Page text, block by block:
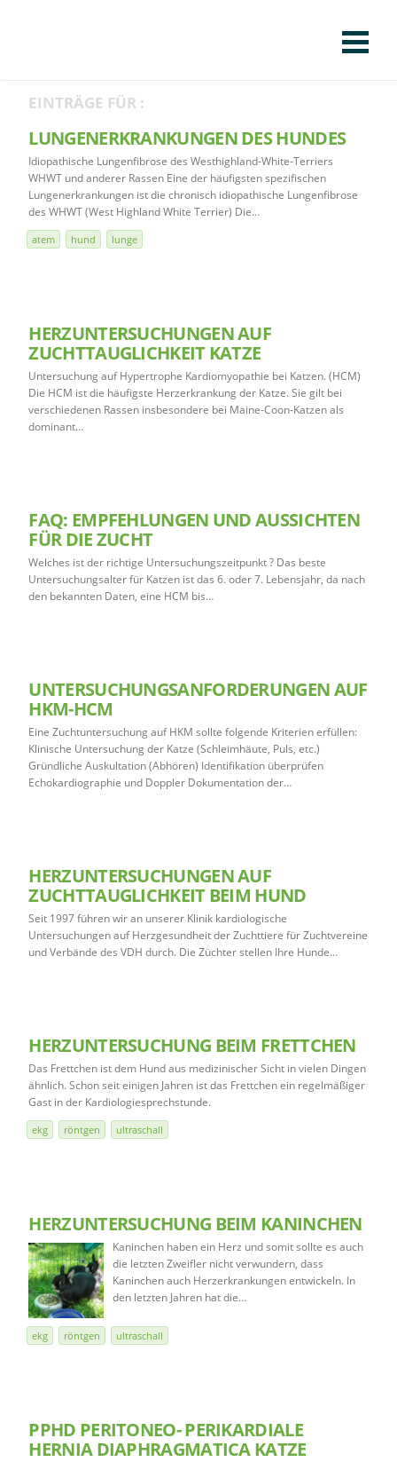
CHIRURGIE
AUGENHEILKUNDE
KARDIOLOGIE
BILDGEBUNG
INNERE MEDIZIN
WEITERE
LEXIKON
KONTAKT
Tierklinik
Kaiserberg
EINTRÄGE FÜR :
LUNGENERKRANKUNGEN DES HUNDES
Idiopathische Lungenfibrose des Westhighland-White-Terriers
WHWT und anderer Rassen Eine der häufigsten spezifischen
Lungenerkrankungen ist die chronisch idiopathische Lungenfibrose
des WHWT (West Highland White Terrier) Die…
atem hund lunge
HERZUNTERSUCHUNGEN AUF
ZUCHTTAUGLICHKEIT KATZE
Untersuchung auf Hypertrophe Kardiomyopathie bei Katzen. (HCM)
Die HCM ist die häufigste Herzerkrankung der Katze. Sie gilt bei
verschiedenen Rassen insbesondere bei Maine-Coon-Katzen als
dominant…
FAQ: EMPFEHLUNGEN UND AUSSICHTEN
FÜR DIE ZUCHT
Welches ist der richtige Untersuchungszeitpunkt ? Das beste
Untersuchungsalter für Katzen ist das 6. oder 7. Lebensjahr, da nach
den bekannten Daten, eine HCM bis…
UNTERSUCHUNGSANFORDERUNGEN AUF
HKM-HCM
Eine Zuchtuntersuchung auf HKM sollte folgende Kriterien erfüllen:
Klinische Untersuchung der Katze (Schleimhäute, Puls, etc.)
Gründliche Auskultation (Abhören) Identifikation überprüfen
Echokardiographie und Doppler Dokumentation der…
HERZUNTERSUCHUNGEN AUF
ZUCHTTAUGLICHKEIT BEIM HUND
Seit 1997 führen wir an unserer Klinik kardiologische
Untersuchungen auf Herzgesundheit der Zuchttiere für Zuchtvereine
und Verbände des VDH durch. Die Züchter stellen Ihre Hunde…
HERZUNTERSUCHUNG BEIM FRETTCHEN
Das Frettchen ist dem Hund aus medizinischer Sicht in vielen Dingen
ähnlich. Schon seit einigen Jahren ist das Frettchen ein regelmäßiger
Gast in der Kardiologiesprechstunde.
ekg röntgen ultraschall
HERZUNTERSUCHUNG BEIM KANINCHEN
Kaninchen haben ein Herz und somit sollte es auch
die letzten Zweifler nicht verwundern, dass
Kaninchen auch Herzerkrankungen entwickeln. In
den letzten Jahren hat die…
ekg röntgen ultraschall
PPHD PERITONEO- PERIKARDIALE
HERNIA DIAPHRAGMATICA KATZE